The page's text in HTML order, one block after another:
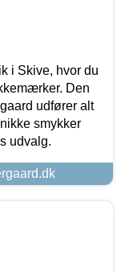
i Skive, hvor du
Den
udfører alt
smykker
udvalg.